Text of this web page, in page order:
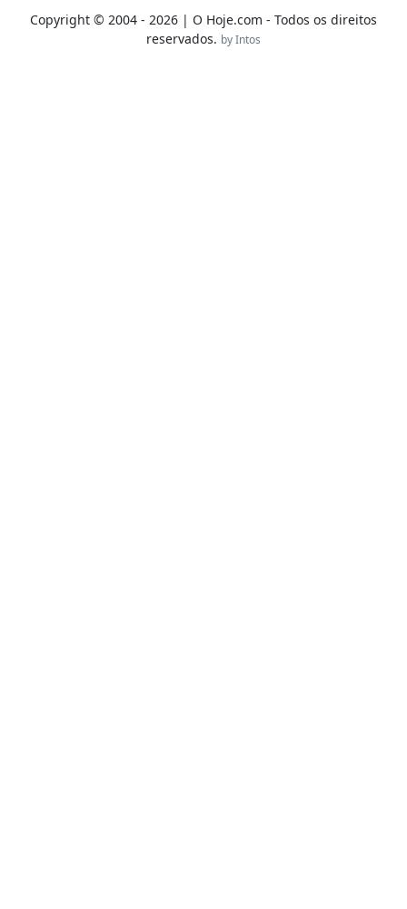
Copyright © 2004 - 2026 | O Hoje.com - Todos os direitos
reservados. by Intos